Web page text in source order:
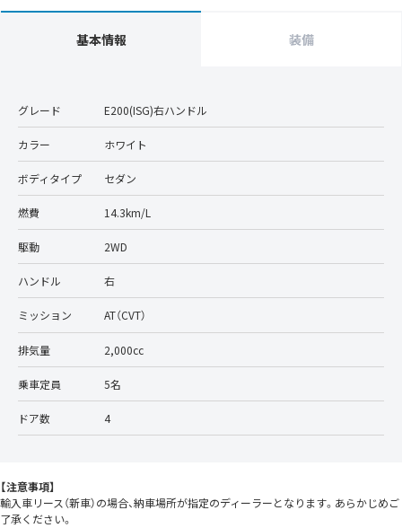
基本情報 装備
グレード E200(ISG)右ハンドル
カラー ホワイト
ボディタイプ セダン
燃費 14.3km/L
駆動 2WD
ハンドル 右
ミッション AT（CVT）
排気量 2,000cc
乗車定員 5名
ドア数 4
【注意事項】
輸入車リース（新車）の場合、納車場所が指定のディーラーとなります。あらかじめご
了承ください。